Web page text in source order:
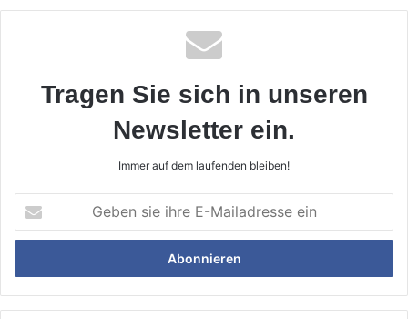
Tragen Sie sich in unseren
Newsletter ein.
Immer auf dem laufenden bleiben!
sie
ihre
Mailadresse
ein